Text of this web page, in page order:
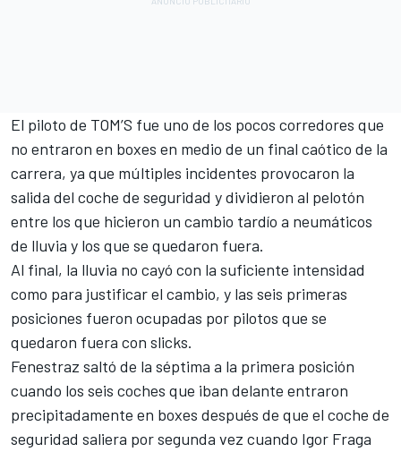
El piloto de TOM’S fue uno de los pocos corredores que
no entraron en boxes en medio de un final caótico de la
carrera, ya que múltiples incidentes provocaron la
salida del coche de seguridad y dividieron al pelotón
entre los que hicieron un cambio tardío a neumáticos
de lluvia y los que se quedaron fuera.
Al final, la lluvia no cayó con la suficiente intensidad
como para justificar el cambio, y las seis primeras
posiciones fueron ocupadas por pilotos que se
quedaron fuera con slicks.
Fenestraz saltó de la séptima a la primera posición
cuando los seis coches que iban delante entraron
precipitadamente en boxes después de que el coche de
seguridad saliera por segunda vez cuando Igor Fraga